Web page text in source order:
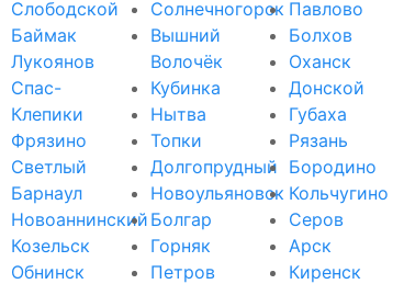
Слободской
Баймак
Лукоянов
Спас-
Клепики
Фрязино
Светлый
Барнаул
Новоаннинский
Козельск
Обнинск
Солнечногорск
Вышний
Волочёк
Кубинка
Нытва
Топки
Долгопрудный
Новоульяновск
Болгар
Горняк
Петров
Павлово
Болхов
Оханск
Донской
Губаха
Рязань
Бородино
Кольчугино
Серов
Арск
Киренск